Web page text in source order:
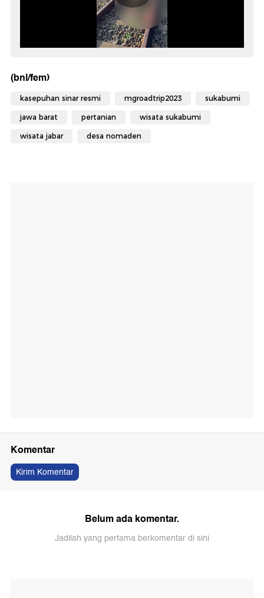
(bnl/fem)
kasepuhan sinar resmi mgroadtrip2023 sukabumi
jawa barat pertanian wisata sukabumi
wisata jabar desa nomaden
Komentar
Kirim Komentar
Belum ada komentar.
Jadilah yang pertama berkomentar di sini